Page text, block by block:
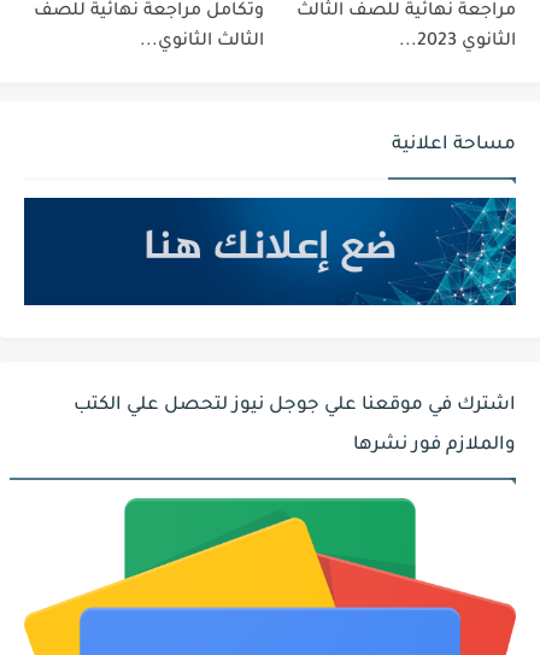
مراجعة نهائية للصف الثالث
الثانوي 2023...
وتكامل مراجعة نهائية للصف
الثالث الثانوي...
مساحة اعلانية
اشترك في موقعنا علي جوجل نيوز لتحصل علي الكتب
والملازم فور نشرها